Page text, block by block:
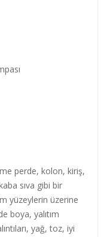
perde, kolon, kiriş,
sıva gibi bir
yüzeylerin üzerine
boya, yalıtım
yağ, toz, iyi